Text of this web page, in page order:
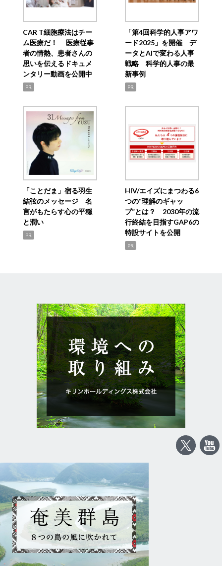
CAR T細胞療法はチー
ム医療だ！ 医療従事
者の情熱、患者さんの
思いを伝えるドキュメ
ンタリー動画を公開中
PR
「第4回科学的人事アワ
ード2025」を開催 デ
ータとAIで変わる人事
戦略 科学的人事の最
新事例
PR
「ことだま」宿る羽生
結弦のメッセージ 名
言がもたらす心の平穏
と潤い
PR
HIV/エイズにまつわる6
つの“理解のギャッ
プ”とは？ 2030年の流
行終結を目指すGAP6の
特設サイトを公開
PR